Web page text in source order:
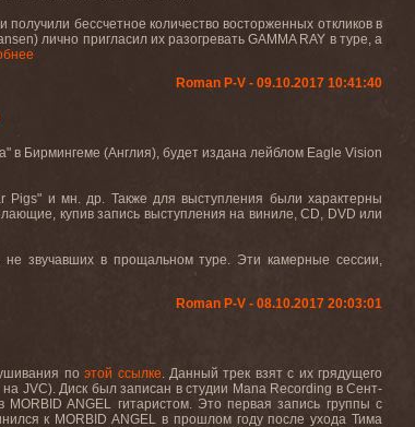
бессчетное количество восторженных откликов в
) лично пригласил их разогреватьGAMMA RAY в туре, а
Roman P-V - 09.10.2017 10:41:40
" в Бирмингеме (Англия), будет издана лейблом Eagle Vision
Pigs" и мн. др. Также для выступления были характерны
купив запись выступления на виниле, CD, DVD или
звучавших в прощальном туре. Эти камерные сессии,
Roman P-V - 08.10.2017 20:03:01
поэтой ссылке. Данный трек взят с их грядущего
на JVC). Диск был записан в студии Mana Recording в Сент-
MORBID ANGEL гитаристом. Это первая запись группы с
к MORBID ANGEL в прошлом году после ухода Тима